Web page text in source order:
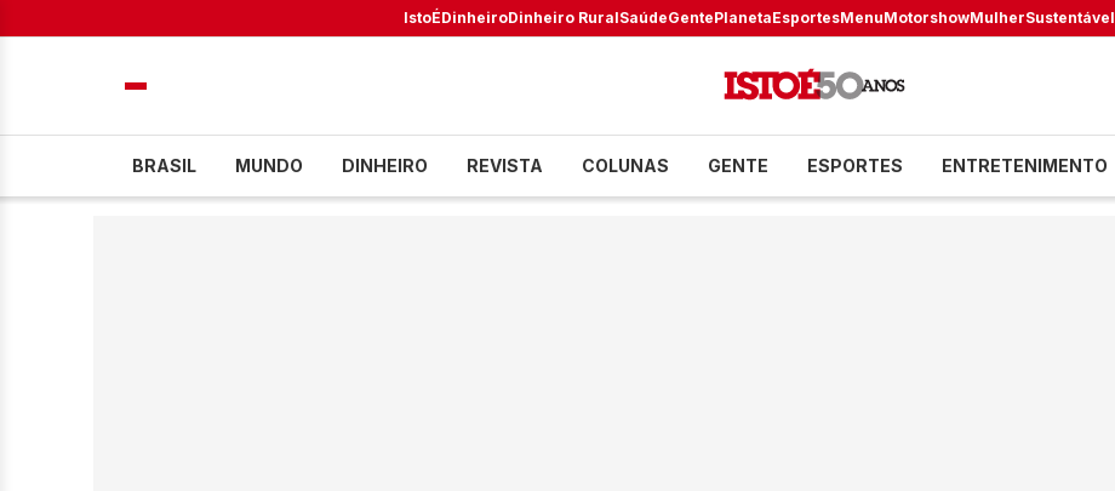
IstoÉDinheiroDinheiro RuralSaúdeGentePlanetaEsportesMenuMotorshowMulherSustentável
BRASIL MUNDO DINHEIRO REVISTA COLUNAS GENTE ESPORTES ENTRETENIMENTO